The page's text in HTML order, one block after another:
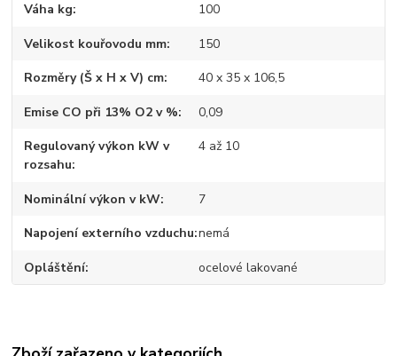
Váha kg 100
Velikost kouřovodu mm 150
Rozměry (Š x H x V) cm 40 x 35 x 106,5
Emise CO při 13% O2 v % 0,09
Regulovaný výkon kW v
rozsahu
4 až 10
Nominální výkon v kW 7
Napojení externího vzduchu nemá
Opláštění ocelové lakované